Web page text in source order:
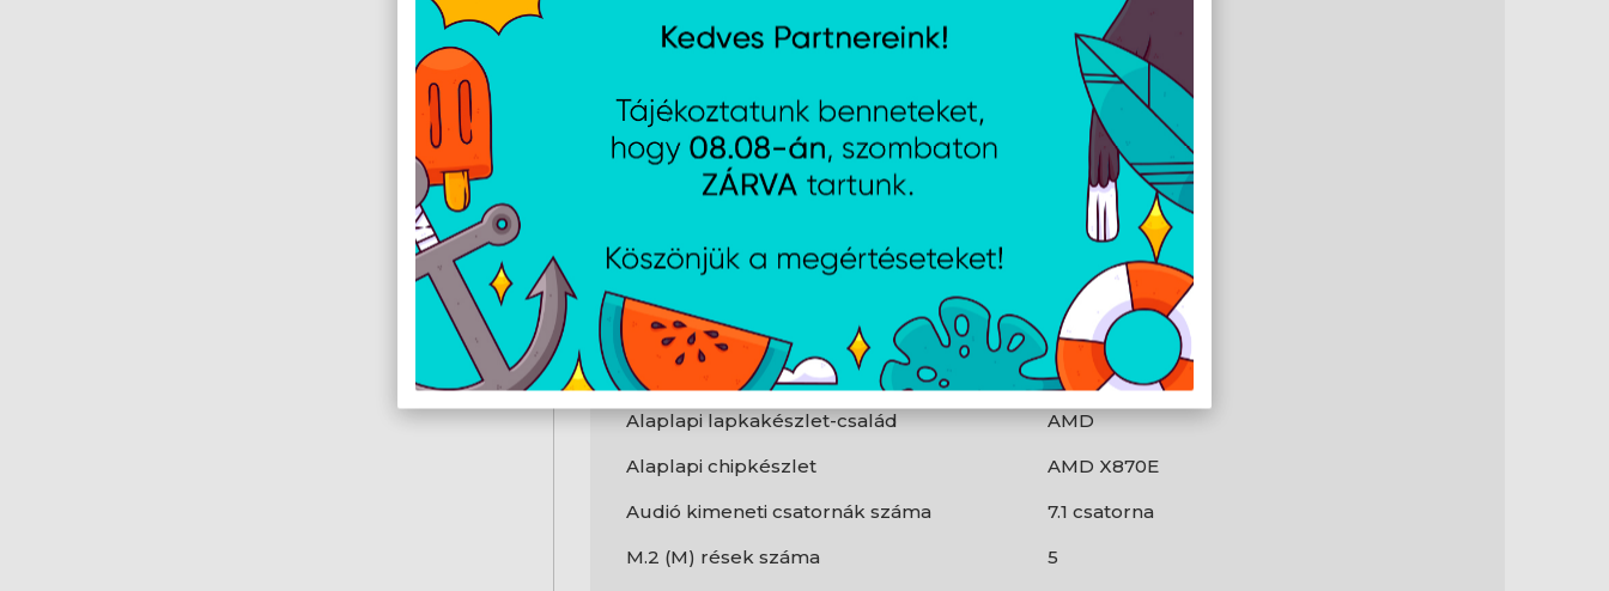
USB Type-A 3.2 Gen2 portok száma
Ethernet LAN (RJ-45) portok
PS/2 portok száma
VGA (D-Sub) portok száma
DVI-D portok száma
Ethernet/LAN csatlakozás
Igen
Alaplap kialakítása
ATX
Alaplapi lapkakészlet-család
AMD
Alaplapi chipkészlet
AMD X870E
Audió kimeneti csatornák száma
7.1 csatorna
M.2 (M) rések száma
5